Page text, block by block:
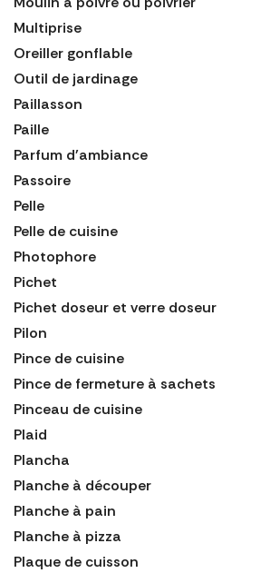
Multiprise
Oreiller gonflable
Outil de jardinage
Paillasson
Paille
Parfum d'ambiance
Passoire
Pelle
Pelle de cuisine
Photophore
Pichet
Pichet doseur et verre doseur
Pilon
Pince de cuisine
Pince de fermeture à sachets
Pinceau de cuisine
Plaid
Plancha
Planche à découper
Planche à pain
Planche à pizza
Plaque de cuisson